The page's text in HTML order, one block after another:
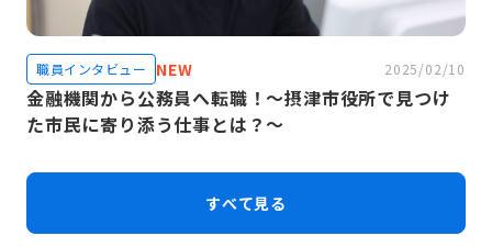
金融機関から公務員へ転職！〜摂津市役所で見つけ
た市民に寄り添う仕事とは？〜
職員インタビュー NEW 2025/02/10
すべて見る